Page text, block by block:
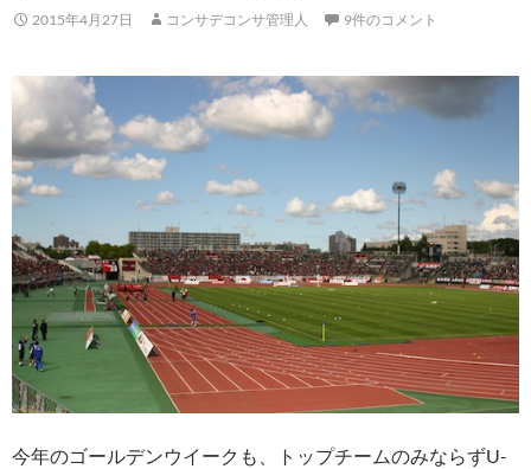
2015年4月27日 コンサデコンサ管理人 9件のコメント
今年のゴールデンウイークも、トップチームのみならずU-